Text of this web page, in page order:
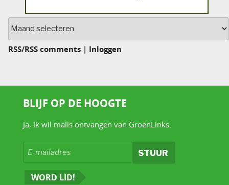
RSS/RSS comments | Inloggen
BLIJF OP DE HOOGTE
Ja, ik wil mails ontvangen van GroenLinks.
WORD LID!